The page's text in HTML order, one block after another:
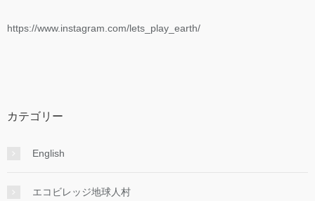
https://www.instagram.com/lets_play_earth/
カテゴリー
English
エコビレッジ地球人村